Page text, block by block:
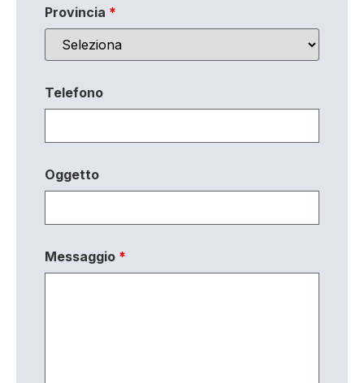
Provincia *
Telefono
Oggetto
Messaggio *